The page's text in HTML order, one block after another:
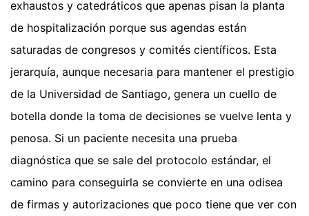
exhaustos y catedráticos que apenas pisan la planta
de hospitalización porque sus agendas están
saturadas de congresos y comités científicos. Esta
jerarquía, aunque necesaria para mantener el prestigio
de la Universidad de Santiago, genera un cuello de
botella donde la toma de decisiones se vuelve lenta y
penosa. Si un paciente necesita una prueba
diagnóstica que se sale del protocolo estándar, el
camino para conseguirla se convierte en una odisea
de firmas y autorizaciones que poco tiene que ver con